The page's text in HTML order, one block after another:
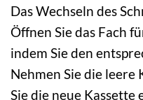
Das Wechseln des
Öffnen Sie das Fach
indem Sie den
Nehmen Sie die leere
Sie die neue Kassette